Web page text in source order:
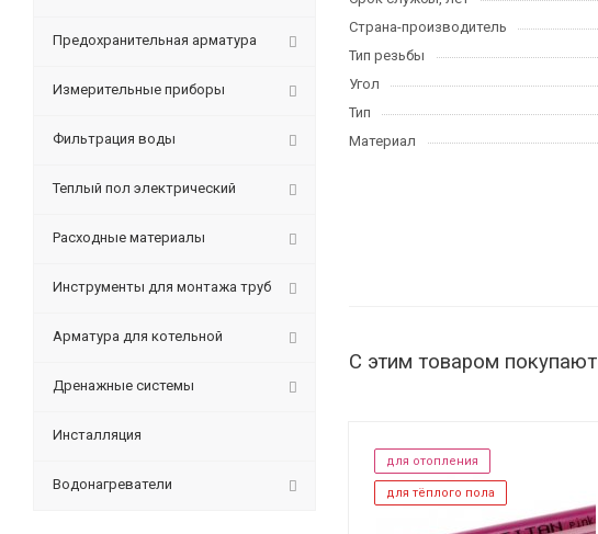
Страна-производитель
Тип резьбы
Угол
Тип
Материал
С этим товаром покупают
для отопления
для тёплого пола
Предохранительная арматура
Измерительные приборы
Фильтрация воды
Теплый пол электрический
Расходные материалы
Инструменты для монтажа труб
Арматура для котельной
Дренажные системы
Инсталляция
Водонагреватели